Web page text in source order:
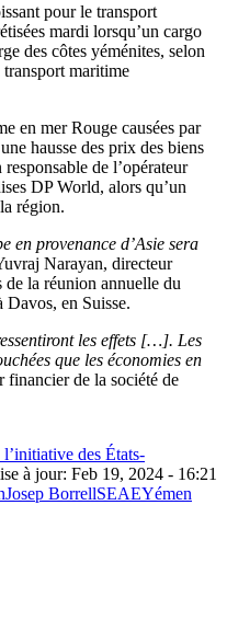
pour le transport
mardi lorsqu’un cargo
des côtes yéménites, selon
transport maritime
en mer Rouge causées par
hausse des prix des biens
de l’opérateur
DP World, alors qu’un
région.
en provenance d’Asie sera
Narayan, directeur
de la réunion annuelle du
en Suisse.
les effets […]. Les
que les économies en
financier de la société de
des États-
à jour: Feb 19, 2024 - 16:21
Josep BorrellSEAEYémen